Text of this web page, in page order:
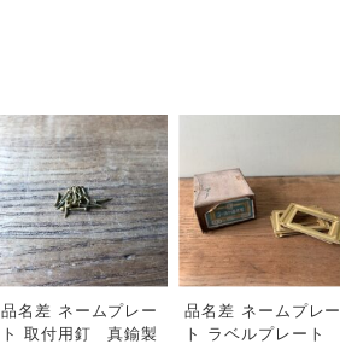
品名差 ネームプレー
ト 取付用釘 真鍮製
品名差 ネームプレー
ト ラベルプレート